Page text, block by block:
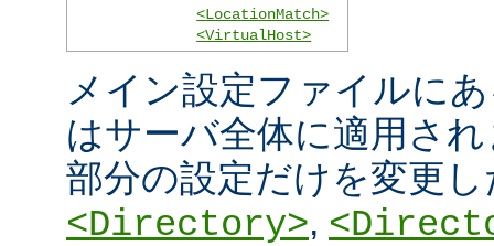
<LocationMatch>
<VirtualHost>
メイン設定ファイルに
はサーバ全体に適用さ
部分の設定だけを変更
<Directory>,